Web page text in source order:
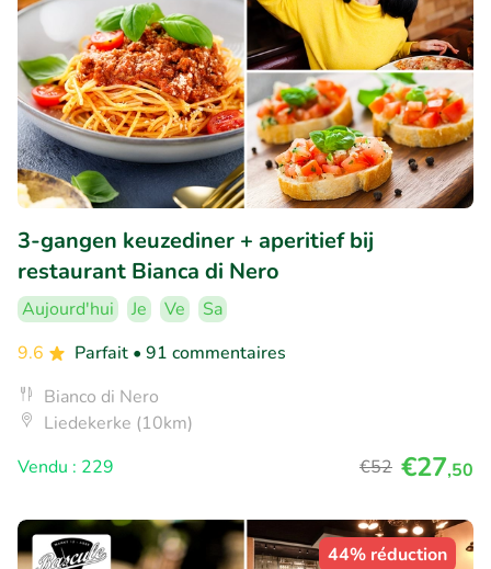
3-gangen keuzediner + aperitief bij
restaurant Bianca di Nero
Aujourd'hui Je Ve
Sa
9.6
Parfait • 91 commentaires
Bianco di Nero
Liedekerke (10km)
Vendu : 229
€52 €27,50
44% réduction